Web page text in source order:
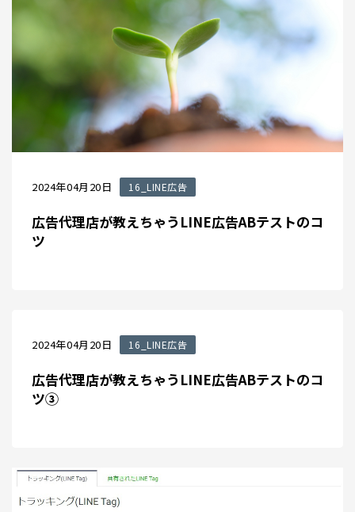
2024年04月20日 16_LINE広告
広告代理店が教えちゃうLINE広告ABテストのコ
ツ
2024年04月20日 16_LINE広告
広告代理店が教えちゃうLINE広告ABテストのコ
ツ③